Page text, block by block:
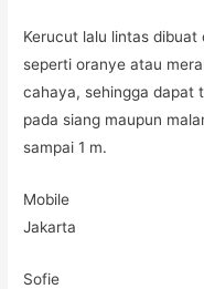
Kerucut lalu lintas
seperti oranye atau
cahaya, sehingga dapat
pada siang maupun
sampai 1 m.
Mobile
Jakarta
Sofie